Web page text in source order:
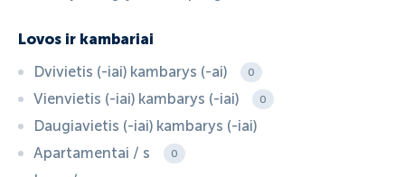
Lovos ir kambariai
Dvivietis (-iai) kambarys (-ai)
0
Vienvietis (-iai) kambarys (-iai) 0
Daugiavietis (-iai) kambarys (-iai)
Apartamentai / s
0